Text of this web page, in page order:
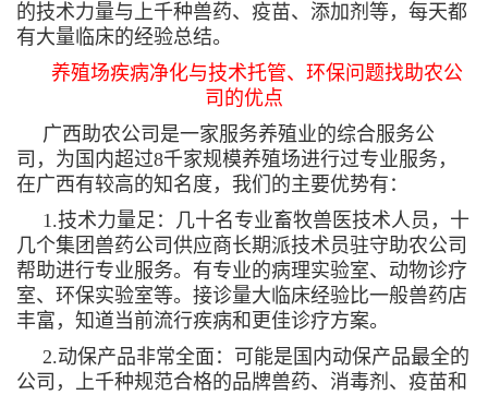
的技术力量与上千种兽药、疫苗、添加剂等，每天都
有大量临床的经验总结。
养殖场疾病净化与技术托管、环保问题找助农公
司的优点
广西助农公司是一家服务养殖业的综合服务公
司，为国内超过8千家规模养殖场进行过专业服务，
在广西有较高的知名度，我们的主要优势有：
1.技术力量足：几十名专业畜牧兽医技术人员，十
几个集团兽药公司供应商长期派技术员驻守助农公司
帮助进行专业服务。有专业的病理实验室、动物诊疗
室、环保实验室等。接诊量大临床经验比一般兽药店
丰富，知道当前流行疾病和更佳诊疗方案。
2.动保产品非常全面：可能是国内动保产品最全的
公司，上千种规范合格的品牌兽药、消毒剂、疫苗和